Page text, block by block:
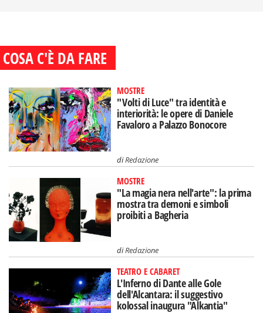
COSA C'È DA FARE
MOSTRE
"Volti di Luce" tra identità e
interiorità: le opere di Daniele
Favaloro a Palazzo Bonocore
diRedazione
MOSTRE
"La magia nera nell'arte": la prima
mostra tra demoni e simboli
proibiti a Bagheria
diRedazione
TEATRO E CABARET
L'Inferno di Dante alle Gole
dell'Alcantara: il suggestivo
kolossal inaugura "Alkantia"